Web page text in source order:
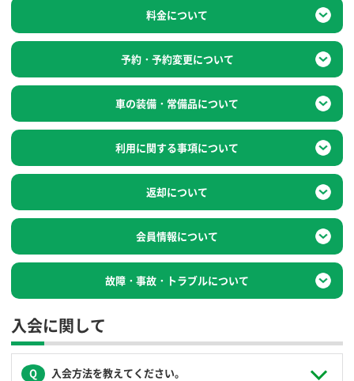
料金について
予約・予約変更について
車の装備・常備品について
利用に関する事項について
返却について
会員情報について
故障・事故・ トラブルについて
入会に関して
入会方法を教えてください。